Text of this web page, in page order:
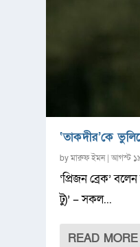
‘তাকদীর’কে
byমারুফ ইমন|আগস্ট
‘প্রিজন ব্রেক’
টু)’ – সকল...
READ MORE